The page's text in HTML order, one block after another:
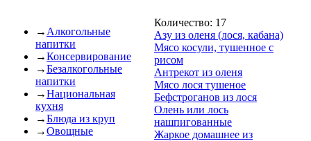
→ Алкогольные
напитки
→Консервирование
→Безалкогольные
напитки
→Национальная
кухня
→Блюда из круп
→Овощные
Количество: 17
Азу из оленя (лося, кабана)
Мясо косули, тушенное с
рисом
Антрекот из оленя
Мясо лося тушеное
Бефстроганов из лося
Олень или лось
нашпигованные
Жаркое домашнее из